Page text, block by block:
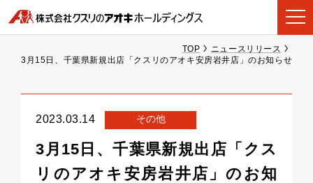
TOP
ニュースリリース
3月15日、千葉県新規出店「クスリのアオキ安房岩井店」のお知らせ
2023.03.14 その他
3月15日、千葉県新規出店「クス
リのアオキ安房岩井店」のお知